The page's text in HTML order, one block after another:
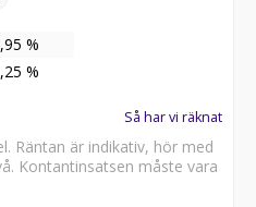
%
%
Så har vi räknat
Räntan är indikativ, hör med
Kontantinsatsen måste vara